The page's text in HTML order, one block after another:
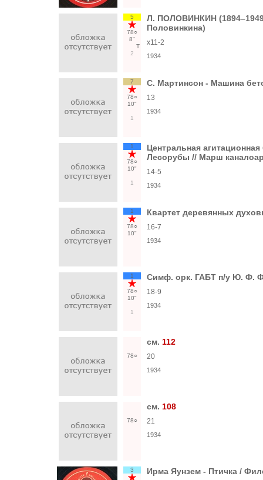
5
78○
8"
Т
2
Л. ПОЛОВИНКИН
Половинкина)
x11-2
1934
7
78○
10"
1
С. Мартинсон - Машина
13
1934
1
78○
10"
1
Центральная
Лесорубы // Марш
14-5
1934
1
78○
10"
Квартет деревянных
16-7
1934
1
78○
10"
1
Симф. орк. ГАБТ п/у Ю. Ф.
18-9
1934
78○
см. 112
20
1934
78○
см. 108
21
1934
3 Ирма Яунзем - Птичка /